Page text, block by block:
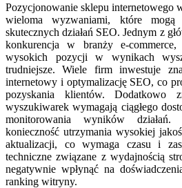
Pozycjonowanie sklepu internetowego
wieloma wyzwaniami, które mogą
skutecznych działań SEO. Jednym z
konkurencja w branży e-
wysokich pozycji w wynikach
trudniejsze. Wiele firm inwestuje
internetowy i optymalizację SEO, co
pozyskania klientów. Dodatkowo
wyszukiwarek wymagają ciągłego
monitorowania wyników
konieczność utrzymania wysokiej
aktualizacji, co wymaga czasu i
techniczne związane z wydajnością
negatywnie wpłynąć na
ranking witryny.